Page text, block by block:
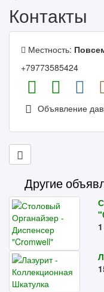
Контакты
Местность:
+79773585424
Объявление
Другие